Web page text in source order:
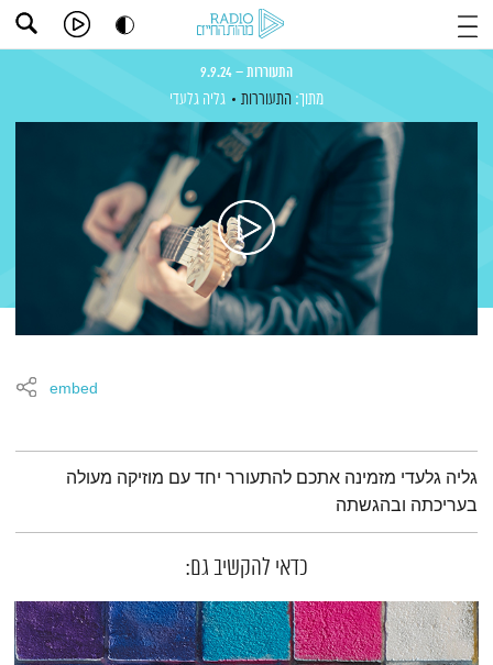
התעוררות – 9.9.24
מתוך: התעוררות גליה גלעדי
embed
תמצית הפודקאסט
גליה גלעדי מזמינה אתכם להתעורר יחד עם מוזיקה מעולה
בעריכתה ובהגשתה
כדאי להקשיב גם: